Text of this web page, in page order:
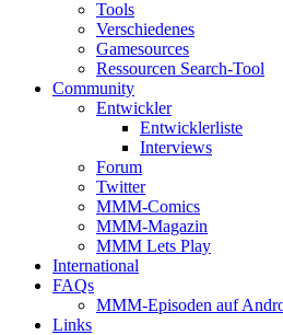
Tools
Verschiedenes
Gamesources
Ressourcen Search-Tool
Community
Entwickler
Entwicklerliste
Interviews
Forum
Twitter
MMM-Comics
MMM-Magazin
MMM Lets Play
International
FAQs
MMM-Episoden auf
Links